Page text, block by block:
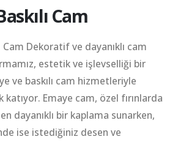
Cam
Cam Dekoratif ve dayanıklı cam
estetik ve işlevselliği bir
ve baskılı cam hizmetleriyle
katıyor. Emaye cam, özel fırınlarda
dayanıklı bir kaplama sunarken,
ise istediğiniz desen ve